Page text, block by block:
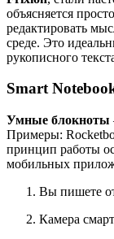
объясняется
редактировать
среде. Это
рукописного
Smart
Умные блокноты
Примеры:
принцип работы
мобильных
Вы пишете
Камера